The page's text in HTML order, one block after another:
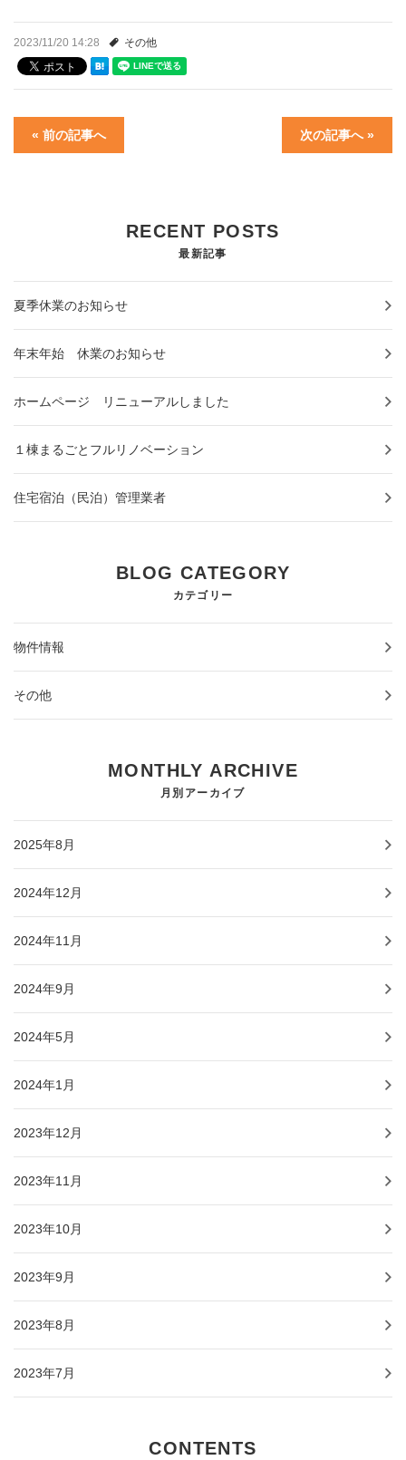
2023/11/20 14:28 その他
« 前の記事へ 次の記事へ »
RECENT POSTS
最新記事
夏季休業のお知らせ
年末年始 休業のお知らせ
ホームページ リニューアルしました
１棟まるごとフルリノベーション
住宅宿泊（民泊）管理業者
BLOG CATEGORY
カテゴリー
物件情報
その他
MONTHLY ARCHIVE
月別アーカイブ
2025年8月
2024年12月
2024年11月
2024年9月
2024年5月
2024年1月
2023年12月
2023年11月
2023年10月
2023年9月
2023年8月
2023年7月
CONTENTS